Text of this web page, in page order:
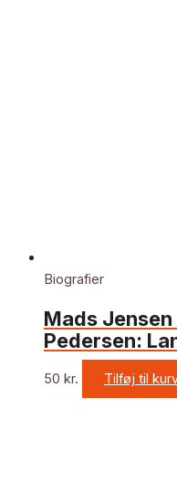
Biografier
Mads
Pedersen:
50 kr. Tilføj til